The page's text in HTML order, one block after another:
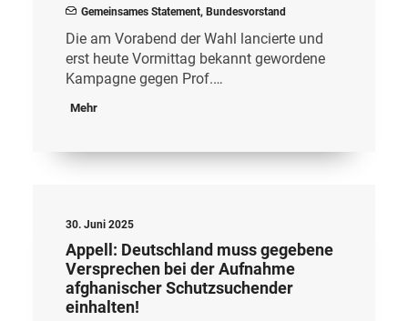
Gemeinsames Statement, Bundesvorstand
Die am Vorabend der Wahl lancierte und
erst heute Vormittag bekannt gewordene
Kampagne gegen Prof.…
Mehr
30. Juni 2025
Appell: Deutschland muss gegebene
Versprechen bei der Aufnahme
afghanischer Schutzsuchender
einhalten!